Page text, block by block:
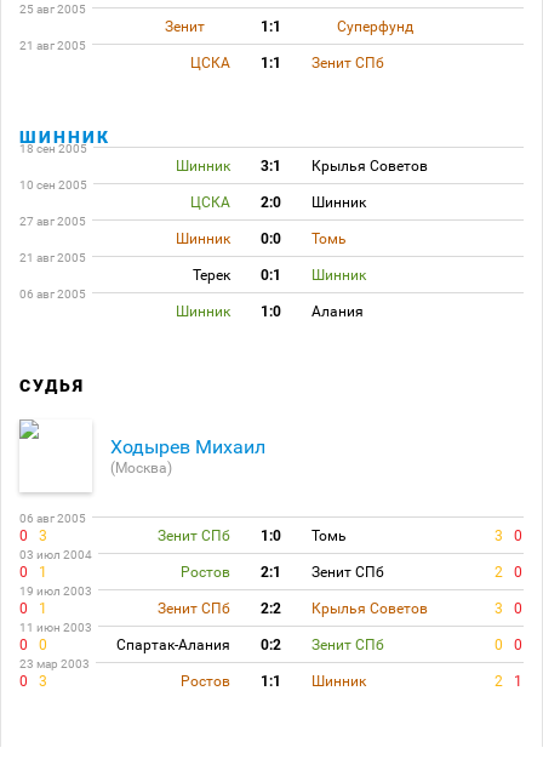
25 авг 2005
Зенит 1:1 Суперфунд
21 авг 2005
ЦСКА 1:1 Зенит СПб
ШИННИК
18 сен 2005
Шинник 3:1 Крылья Советов
10 сен 2005
ЦСКА 2:0 Шинник
27 авг 2005
Шинник 0:0 Томь
21 авг 2005
Терек 0:1 Шинник
06 авг 2005
Шинник 1:0 Алания
СУДЬЯ
Ходырев Михаил
(Москва)
06 авг 2005
0 3 Зенит СПб 1:0 Томь 3 0
03 июл 2004
0 1 Ростов 2:1 Зенит СПб 2 0
19 июл 2003
0 1 Зенит СПб 2:2 Крылья Советов 3 0
11 июн 2003
0 0 Спартак-Алания 0:2 Зенит СПб 0 0
23 мар 2003
0 3 Ростов 1:1 Шинник 2 1